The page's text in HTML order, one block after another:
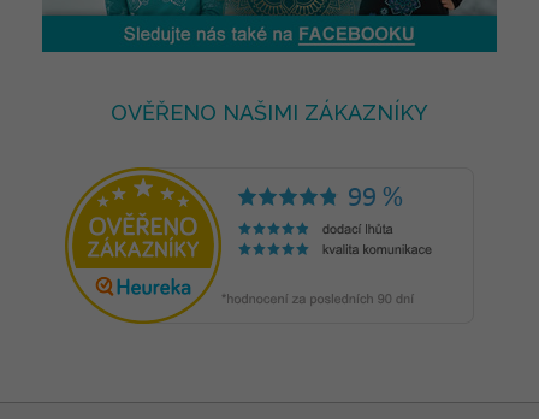
OVĚŘENO NAŠIMI ZÁKAZNÍKY